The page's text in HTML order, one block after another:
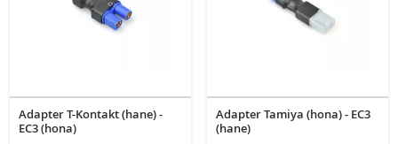
Adapter T-Kontakt (hane) -
EC3 (hona)
Adapter Tamiya (hona) - EC3
(hane)